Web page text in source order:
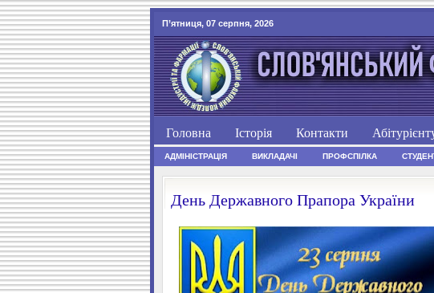
П’ятниця, 07 серпня, 2026
Головна Історія Контакти
АДМІНІСТРАЦІЯ ВИКЛАДАЧІ ПРОФСПІЛКА
День Державного Прапора України